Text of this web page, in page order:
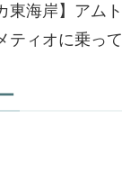
東海岸】アム
ティオに乗っ